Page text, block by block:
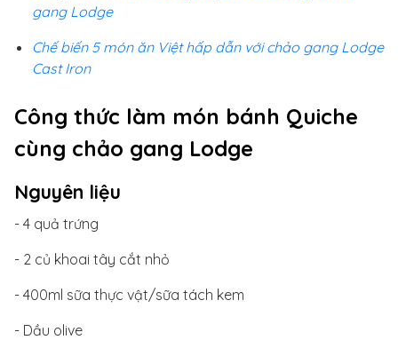
gang Lodge
Chế biến 5 món ăn Việt hấp dẫn với chảo gang Lodge
Cast Iron
Công thức làm món bánh Quiche
cùng chảo gang Lodge
Nguyên liệu
- 4 quả trứng
- 2 củ khoai tây cắt nhỏ
- 400ml sữa thực vật/sữa tách kem
- Dầu olive